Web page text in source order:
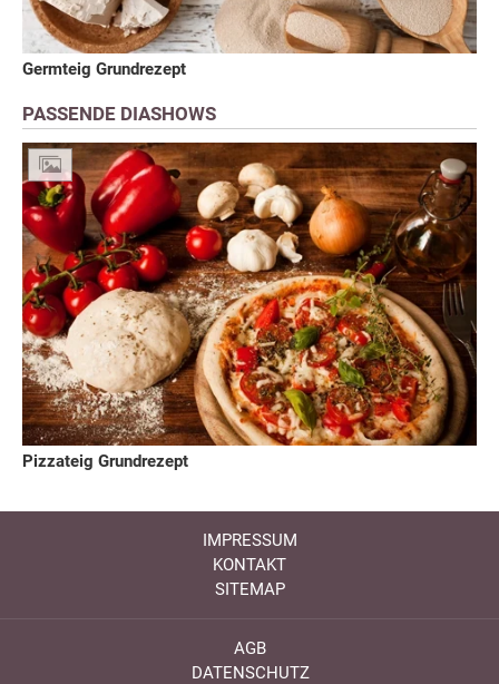
Germteig Grundrezept
PASSENDE DIASHOWS
Pizzateig Grundrezept
IMPRESSUM
KONTAKT
SITEMAP
AGB
DATENSCHUTZ